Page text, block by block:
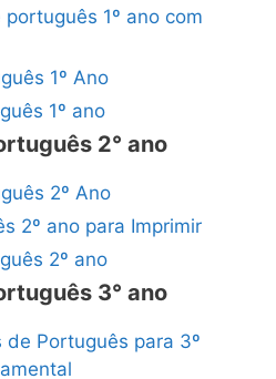
1º ano com
1º Ano
1º ano
2° ano
2º Ano
2º ano para Imprimir
2º ano
3° ano
Português para 3º